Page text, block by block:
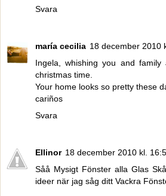
Svara
maría cecilia 18 december 2010
Ingela, whishing you and
christmas time.
Your home looks so pretty these
cariños
Svara
Ellinor 18 december 2010 kl.
Såå Mysigt Fönster alla Glas
ideer när jag såg ditt Vackra